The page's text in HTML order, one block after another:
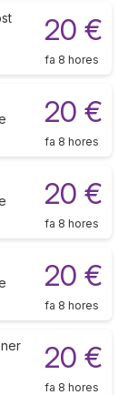
20 €
fa 8 hores
20 €
fa 8 hores
20 €
fa 8 hores
20 €
fa 8 hores
20 €
fa 8 hores